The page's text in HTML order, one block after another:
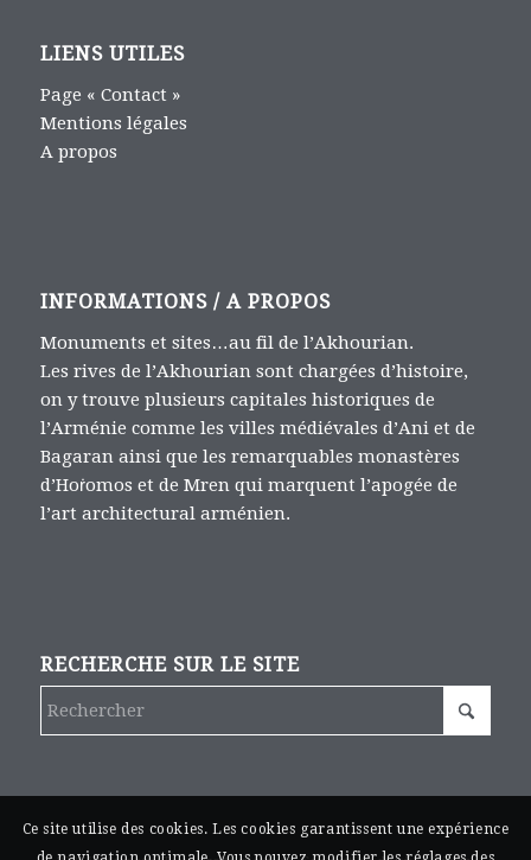
LIENS UTILES
Page « Contact »
Mentions légales
A propos
INFORMATIONS / A PROPOS
Monuments et sites…au fil de l’Akhourian.
Les rives de l’Akhourian sont chargées d’histoire,
on y trouve plusieurs capitales historiques de
l’Arménie comme les villes médiévales d’Ani et de
Bagaran ainsi que les remarquables monastères
d’Hoṙomos et de Mren qui marquent l’apogée de
l’art architectural arménien.
RECHERCHE SUR LE SITE
Ce site utilise des cookies. Les cookies garantissent une expérience